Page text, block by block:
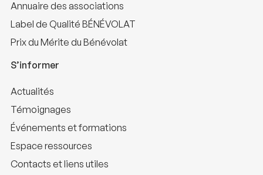
Annuaire des associations
Label de Qualité BÉNÉVOLAT
Prix du Mérite du Bénévolat
S’informer
Actualités
Témoignages
Événements et formations
Espace ressources
Contacts et liens utiles